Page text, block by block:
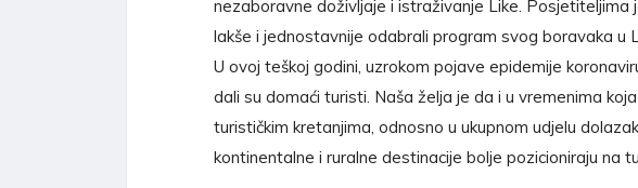
nezaboravne doživljaje i istraživanje Like. Posjetiteljima
lakše i jednostavnije odabrali program svog boravaka u
U ovoj teškoj godini, uzrokom pojave epidemije
dali su domaći turisti. Naša želja je da i u vremenima
turističkim kretanjima, odnosno u ukupnom udjelu
kontinentalne i ruralne destinacije bolje pozicioniraju na